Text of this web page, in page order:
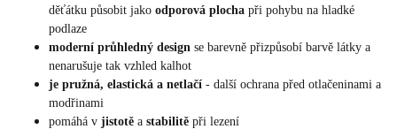
děťátku působit jako odporová plocha při pohybu na hladké
podlaze
moderní průhledný design se barevně přizpůsobí barvě látky a
nenarušuje tak vzhled kalhot
je pružná, elastická a netlačí - další ochrana před otlačeninami a
modřinami
pomáhá v jistotě a stabilitě při lezení